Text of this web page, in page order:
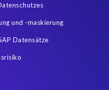
und -maskierung
Datensätze